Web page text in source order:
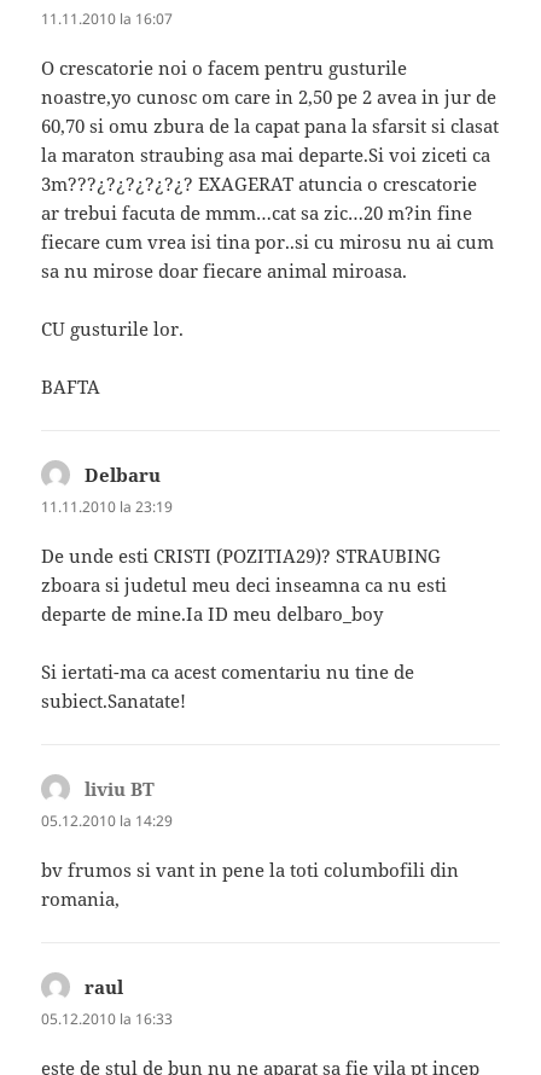
11.11.2010 la 16:07
O crescatorie noi o facem pentru gusturile
noastre,yo cunosc om care in 2,50 pe 2 avea in jur de
60,70 si omu zbura de la capat pana la sfarsit si clasat
la maraton straubing asa mai departe.Si voi ziceti ca
3m???¿?¿?¿?¿?¿? EXAGERAT atuncia o crescatorie
ar trebui facuta de mmm…cat sa zic…20 m?in fine
fiecare cum vrea isi tina por..si cu mirosu nu ai cum
sa nu mirose doar fiecare animal miroasa.
CU gusturile lor.
BAFTA
Delbaru
11.11.2010 la 23:19
De unde esti CRISTI (POZITIA29)? STRAUBING
zboara si judetul meu deci inseamna ca nu esti
departe de mine.Ia ID meu delbaro_boy
Si iertati-ma ca acest comentariu nu tine de
subiect.Sanatate!
liviu BT
05.12.2010 la 14:29
bv frumos si vant in pene la toti columbofili din
romania,
raul
05.12.2010 la 16:33
este de stul de bun nu ne aparat sa fie vila pt incep